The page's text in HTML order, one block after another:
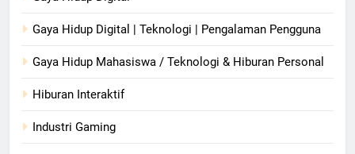
Gaya Hidup Digital | Teknologi | Pengalaman Pengguna
Gaya Hidup Mahasiswa / Teknologi & Hiburan Personal
Hiburan Interaktif
Industri Gaming